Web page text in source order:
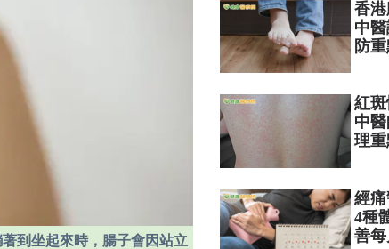
到坐起來時，腸子會因站立
香
中
防
紅
中
理
經
4種
善